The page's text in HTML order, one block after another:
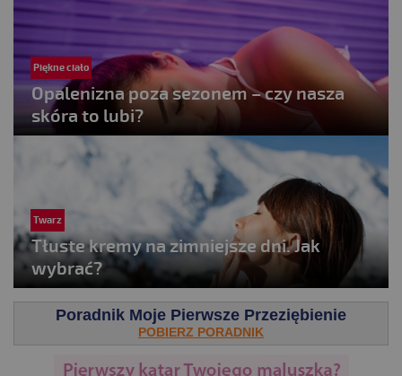
Opalenizna poza sezonem – czy nasza
skóra to lubi?
Piękne ciało
Tłuste kremy na zimniejsze dni. Jak
wybrać?
Twarz
Poradnik Moje Pierwsze Przeziębienie
POBIERZ PORADNIK